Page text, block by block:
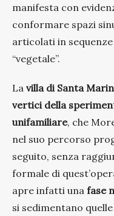
manifesta con
conformare spazi
articolati in
“vegetale”.
La villa di Santa
vertici della
unifamiliare, che
nel suo percorso
seguito, senza
formale di
apre infatti una fase
si sedimentano